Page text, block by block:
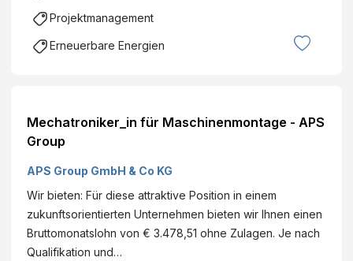
Projektmanagement
Erneuerbare Energien
Mechatroniker_in für Maschinenmontage - APS
Group
APS Group GmbH & Co KG
Wir bieten: Für diese attraktive Position in einem
zukunftsorientierten Unternehmen bieten wir Ihnen einen
Bruttomonatslohn von € 3.478,51 ohne Zulagen. Je nach
Qualifikation und…